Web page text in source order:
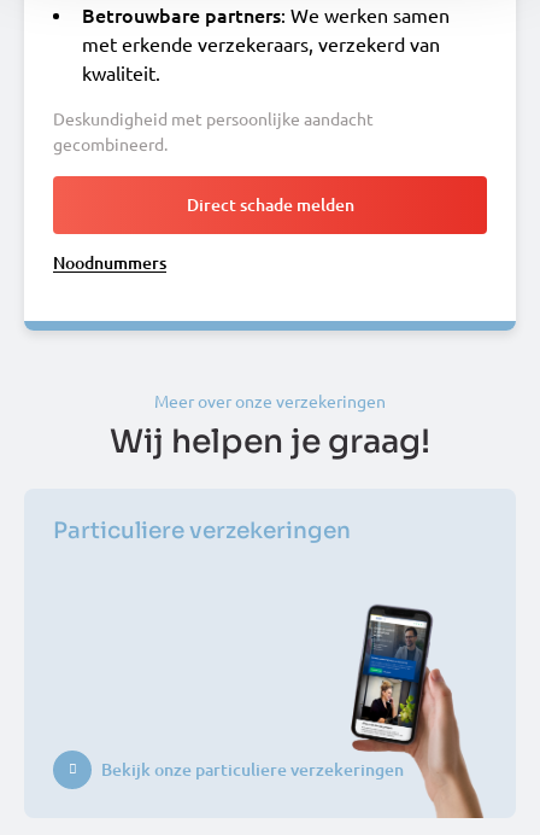
Betrouwbare partners: We werken samen
met erkende verzekeraars, verzekerd van
kwaliteit.
Deskundigheid met persoonlijke aandacht
gecombineerd.
Direct schade melden
Noodnummers
Meer over onze verzekeringen
Wij helpen je graag!
Particuliere verzekeringen
Bekijk onze particuliere verzekeringen